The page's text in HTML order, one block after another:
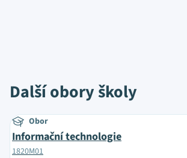
Další obory školy
Obor
Informační technologie
1820M01